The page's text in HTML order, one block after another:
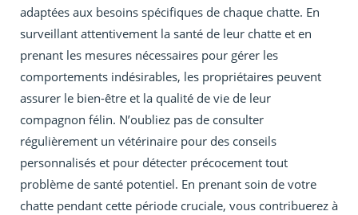
adaptées aux besoins spécifiques de chaque chatte. En
surveillant attentivement la santé de leur chatte et en
prenant les mesures nécessaires pour gérer les
comportements indésirables, les propriétaires peuvent
assurer le bien-être et la qualité de vie de leur
compagnon félin. N’oubliez pas de consulter
régulièrement un vétérinaire pour des conseils
personnalisés et pour détecter précocement tout
problème de santé potentiel. En prenant soin de votre
chatte pendant cette période cruciale, vous contribuerez à